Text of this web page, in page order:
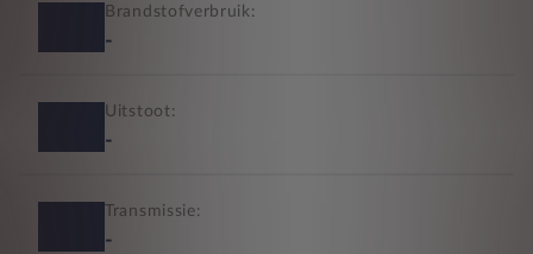
Brandstofverbruik:
-
Uitstoot:
-
Transmissie:
-